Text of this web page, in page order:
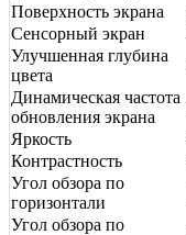
Поверхность экрана
Сенсорный экран
Улучшенная глубина
цвета
Динамическая частота
обновления экрана
Яркость
Контрастность
Угол обзора по
горизонтали
Угол обзора по